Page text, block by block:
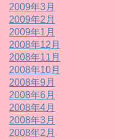
2009年3月
2009年2月
2009年1月
2008年12月
2008年11月
2008年10月
2008年9月
2008年6月
2008年4月
2008年3月
2008年2月